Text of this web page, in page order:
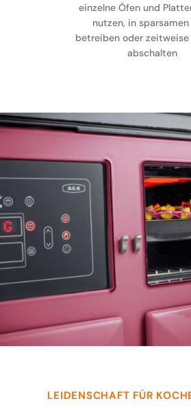
einzelne Öfen und
nutzen, in
betreiben oder
abschalten
LEIDENSCHAFT FÜR